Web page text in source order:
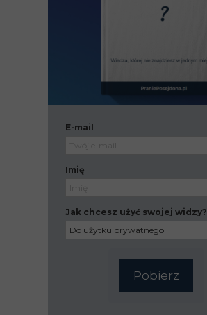
E-mail
Imię
Jak chcesz użyć swojej widzy?
Pobierz